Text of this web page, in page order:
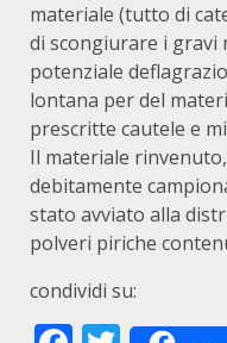
materiale (tutto di
di scongiurare i gravi
potenziale
lontana per del
prescritte cautele e
Il materiale
debitamente
stato avviato alla
polveri piriche
condividi su: